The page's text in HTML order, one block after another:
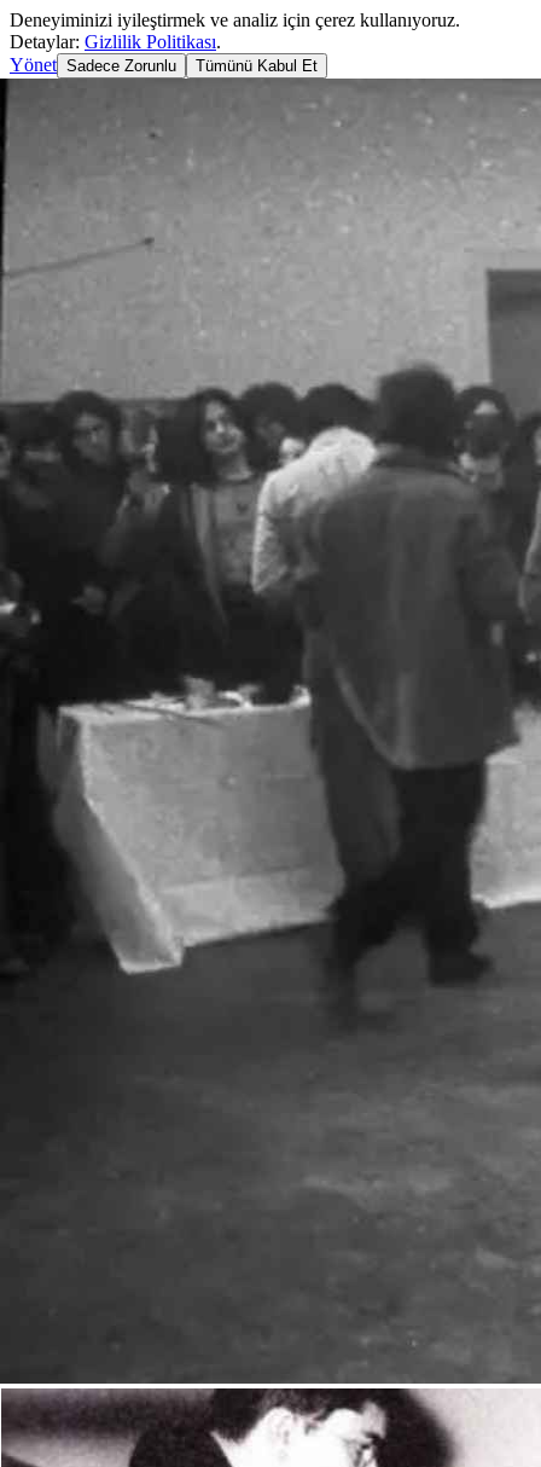
Deneyiminizi iyileştirmek ve analiz için çerez kullanıyoruz.
Detaylar: Gizlilik Politikası.
Yönet Sadece Zorunlu Tümünü Kabul Et